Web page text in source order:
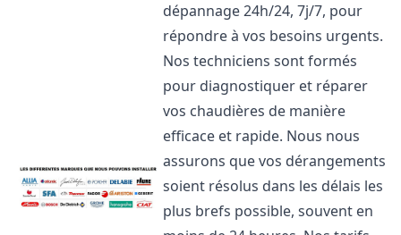
dépannage 24h/24, 7j/7, pour
répondre à vos besoins urgents.
Nos techniciens sont formés
pour diagnostiquer et réparer
vos chaudières de manière
efficace et rapide. Nous nous
assurons que vos dérangements
soient résolus dans les délais les
plus brefs possible, souvent en